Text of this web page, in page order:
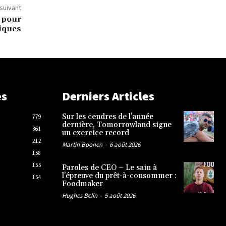
pour
779
361
212
158
155
154
Derniers Articles
Sur les cendres de l’année
dernière, Tomorrowland signe
un exercice record
Martin Boonen - 6 août 2026
Paroles de CEO – Le sain à
l’épreuve du prêt-à-consommer :
Foodmaker
Hughes Belin - 5 août 2026